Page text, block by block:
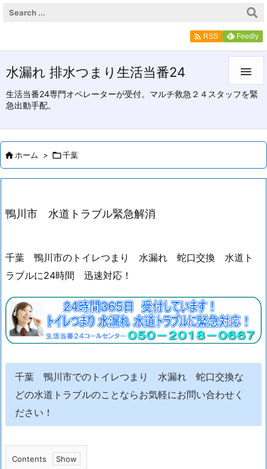
水漏れ 排水つまり生活当番24
生活当番24専門オペレーターが受付。マルチ救急２４スタッフを緊
急出動手配。

 RSS Feedly
ホーム > 千葉
鴨川市 水道トラブル緊急解消
千葉 鴨川市のトイレつまり 水漏れ 蛇口交換 水道ト
ラブルに24時間 迅速対応！
千葉 鴨川市でのトイレつまり 水漏れ 蛇口交換な
どの水道トラブルのことならお気軽にお問い合わせく
ださい！
Contents